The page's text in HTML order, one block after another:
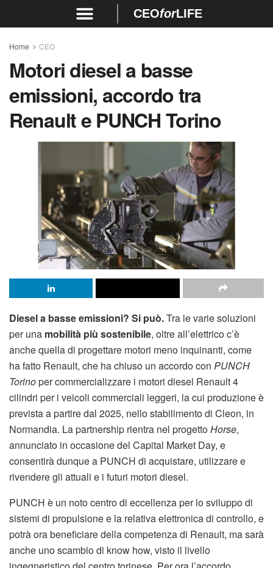
CEOforLIFE
Home CEO
Motori diesel a basse
emissioni, accordo tra
Renault e PUNCH Torino
Diesel a basse emissioni? Si può.Tra le varie soluzioni
per una mobilità più sostenibile, oltre all’elettrico c’è
anche quella di progettare motori meno inquinanti, come
ha fatto Renault, che ha chiuso un accordo con PUNCH
Torinoper commercializzare i motori diesel Renault 4
cilindri per i veicoli commerciali leggeri, la cui produzione è
prevista a partire dal 2025, nello stabilimento di Cleon, in
Normandia. La partnership rientra nel progettoHorse,
annunciato in occasione del Capital Market Day, e
consentirà dunque a PUNCH di acquistare, utilizzare e
rivendere gli attuali e i futuri motori diesel.
PUNCH è un noto centro di eccellenza per lo sviluppo di
sistemi di propulsione e la relativa elettronica di controllo, e
potrà ora beneficiare della competenza di Renault, ma sarà
anche uno scambio di know how, visto il livello